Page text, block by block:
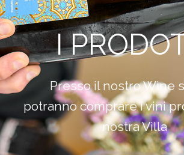
I
Presso il nostro Wine
potranno comprare i vini
nostra Villa